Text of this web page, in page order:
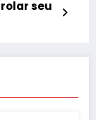
seu